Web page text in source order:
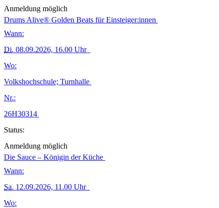
Anmeldung möglich
Drums Alive® Golden Beats für Einsteiger:innen
Wann:
Di. 08.09.2026, 16.00 Uhr
Wo:
Volkshochschule; Turnhalle
Nr.:
26H30314
Status:
Anmeldung möglich
Die Sauce – Königin der Küche
Wann:
Sa. 12.09.2026, 11.00 Uhr
Wo: